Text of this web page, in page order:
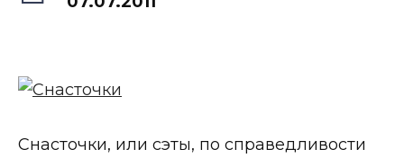
Снасточки, или сэты, по справедливости